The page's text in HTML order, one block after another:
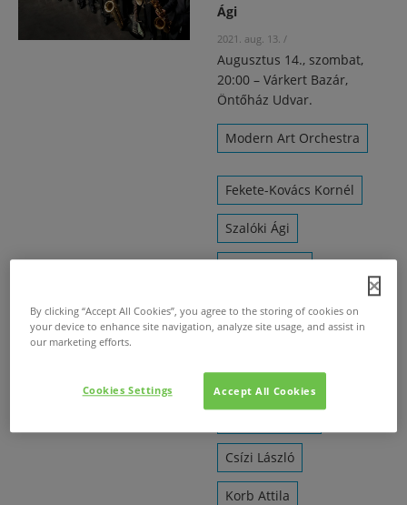
Ági
2021. aug. 13. /
Augusztus 14., szombat,
20:00 – Várkert Bazár,
Öntőház Udvar.
Modern Art Orchestra
Fekete-Kovács Kornél
Szalóki Ági
Bacsó Kristóf
Ávéd János
Csízi László
Korb Attila
By clicking “Accept All Cookies”, you agree to the storing of cookies on
your device to enhance site navigation, analyze site usage, and assist in
our marketing efforts.
Accept All Cookies
Cookies Settings